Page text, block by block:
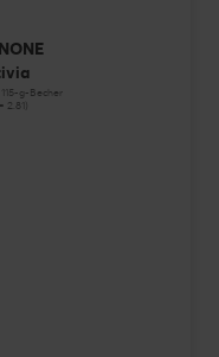
115-g-Becher
2.81)